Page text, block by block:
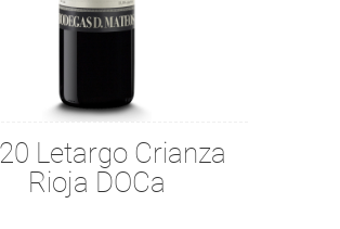
Letargo Crianza
Rioja DOCa